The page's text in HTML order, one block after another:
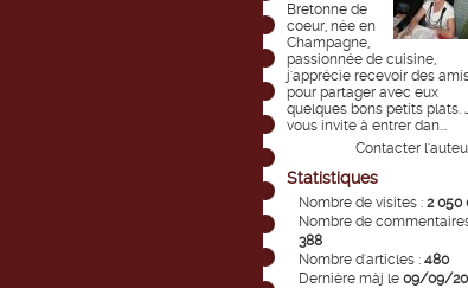
Bretonne de
coeur, née en
Champagne,
passionnée de cuisine,
j'apprécie recevoir des
pour partager avec eux
quelques bons petits plats.
vous invite à entrer dan...
Contacter
Statistiques
Nombre de visites : 2 050
Nombre de
388
Nombre d'articles : 480
Dernière màj le 09/09/